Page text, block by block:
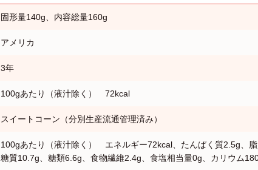
固形量140g、内容総量160g
アメリカ
3年
100gあたり（液汁除く） 72kcal
スイートコーン（分別生産流通管理済み）
100gあたり（液汁除く） エネルギー72kcal、たんぱく質2.5g、脂
糖質10.7g、糖類6.6g、食物繊維2.4g、食塩相当量0g、カリウム